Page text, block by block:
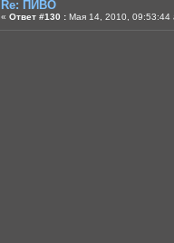
Re: ПИВО
« Ответ #130 : Мая 14, 2010, 09:53:44